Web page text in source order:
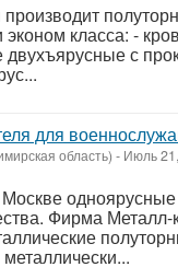
эконом класса: -
двухъярусные с
для
область) - Июль
Фирма